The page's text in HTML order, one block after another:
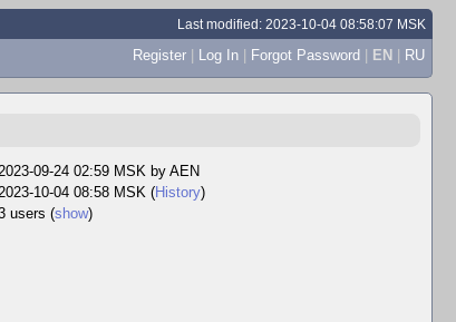
Last modified: 2023-10-04 08:58:07 MSK
Register | Log In | Forgot Password | EN | RU
09-24 02:59 MSK by AEN
10-04 08:58 MSK (History)
users (show)